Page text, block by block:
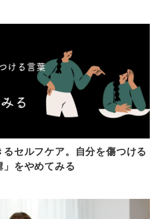
変化とは
るセルフケア。自分を傷つける
」をやめてみる